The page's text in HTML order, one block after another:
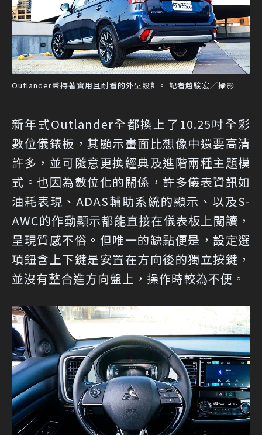
Outlander秉持著實用且耐看的外型設計。 記者趙駿宏／攝影
新年式Outlander全都換上了10.25吋全彩
數位儀錶板，其顯示畫面比想像中還要高清
許多，並可隨意更換經典及進階兩種主題模
式。也因為數位化的關係，許多儀表資訊如
油耗表現、ADAS輔助系統的顯示、以及S-
AWC的作動顯示都能直接在儀表板上閱讀，
呈現質感不俗。但唯一的缺點便是，設定選
項鈕含上下鍵是安置在方向後的獨立按鍵，
並沒有整合進方向盤上，操作時較為不便。